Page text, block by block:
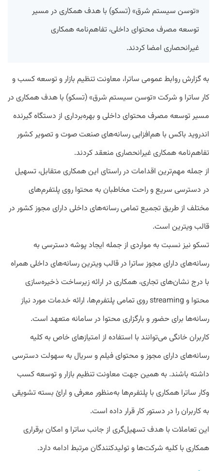
«توسن سیستم شرق» (تسکو) با هدف همکاری در مسیر
توسعه مصرف محتوای داخلی، تفاهم‌نامه همکاری
غیرانحصاری امضا کردند.
به گزارش روابط عمومی ساترا، معاونت تنظیم بازار و توسعه کسب و
کار ساترا و شرکت «توسن سیستم شرق» (تسکو) با هدف همکاری در
مسیر توسعه مصرف محتوای داخلی و بهره‌برداری از دستگاه گیرنده
اندروید باکس با هم‌افزایی رسانه‎‌های صنعت صوت و تصویر کشور
تفاهم‌نامه همکاری غیرانحصاری منعقد کردند.
از جمله مهم‌ترین اقدامات در راستای این همکاری متقابل، تسهیل
در دسترسی سریع و راحت مخاطبان به محتوا روی پلتفرم‌های
مختلف از طریق تجمیع تمامی رسانه‌های داخلی دارای مجوز کشور در
قالب ویترین است.
تسکو نیز نسبت به مواردی از جمله ایجاد پوشه دسترسی به
رسانه‌های دارای مجوز ساترا در قالب ویترین رسانه‌های داخلی همراه
با درج نشان‌های تجاری، همکاری در ارائه زیرساخت ذخیره‌سازی
محتوا و streaming روی تمامی پلتفرم‌ها، ارائه خدمات مورد نیاز
رسانه‌ها برای حضور و بارگزاری محتوا در سامانه متعهد است.
کاربران خانگی می‌توانند با استفاده از امتیازهای خاص به کلیه
رسانه‌های دارای مجوز و محتوای فیلم و سریال به سهولت دسترسی
داشته باشند. به همین جهت معاونت تنظیم بازار و توسعه کسب
وکار ساترا همکاری با پلتفرم‌ها به‌منظور معرفی و ارائ بسته تشویقی
به کاربران را در دستور کار قرار داده است.
این تعاملات با هدف تسهیل‌گری از جانب ساترا و امکان برقراری
همکاری با کلیه شرکت‌ها و تولیدکنندگان مرتبط ادامه دارد.